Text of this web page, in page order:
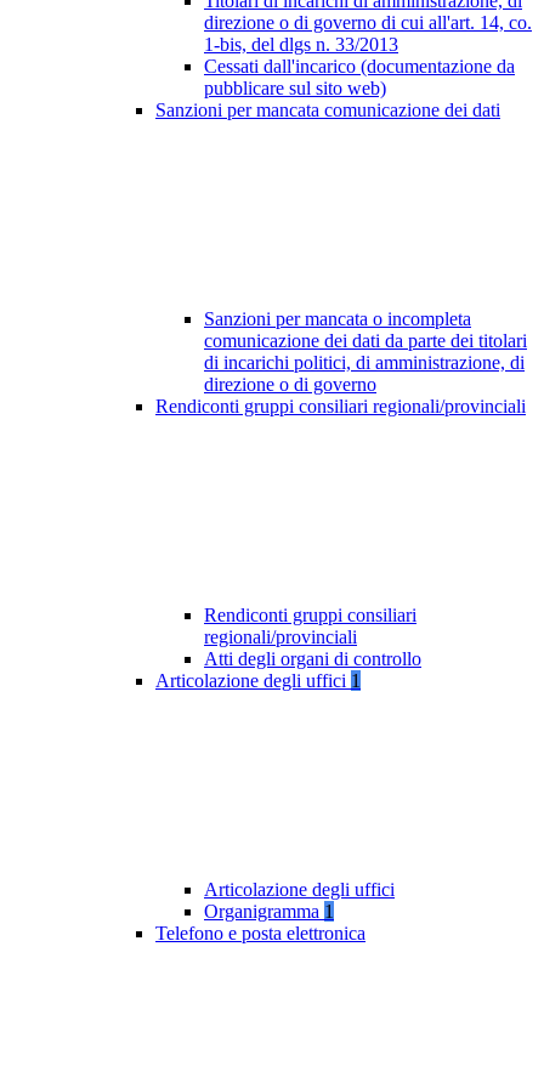
direzione o di governo di cui all'art. 14, co.
1-bis, del dlgs n. 33/2013
Cessati dall'incarico (documentazione da
pubblicare sul sito web)
Sanzioni per mancata comunicazione dei dati
Sanzioni per mancata o incompleta
comunicazione dei dati da parte dei titolari
di incarichi politici, di amministrazione, di
direzione o di governo
Rendiconti gruppi consiliari regionali/provinciali
Rendiconti gruppi consiliari
regionali/provinciali
Atti degli organi di controllo
Articolazione degli uffici 1
Articolazione degli uffici
Organigramma 1
Telefono e posta elettronica